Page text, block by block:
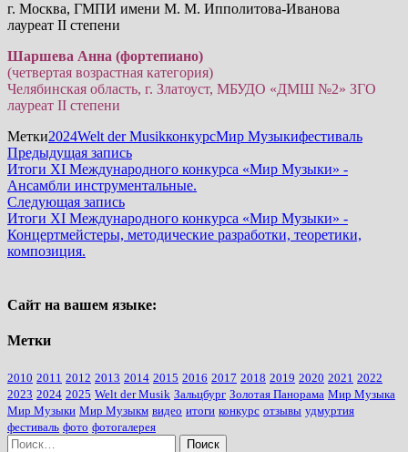
г. Москва, ГМПИ имени М. М. Ипполитова-Иванова
лауреат II степени
Шаршева Анна (фортепиано)
(четвертая возрастная категория)
Челябинская область, г. Златоуст, МБУДО «ДМШ №2» ЗГО
лауреат II степени
Метки2024Welt der MusikконкурсМир Музыкифестиваль
Навигация
по
записям
Предыдущая записьПредыдущая
запись:
Итоги XI Международного конкурса «Мир Музыки» -
Ансамбли инструментальные.
Следующая записьСледующая
запись:
Итоги XI Международного конкурса «Мир Музыки» -
Концертмейстеры, методические разработки, теоретики,
композиция.
Сайт на вашем языке:
Метки
2010 2011 2012 2013 2014 2015 2016 2017 2018 2019 2020 2021 2022
2023 2024 2025 Welt der Musik Зальцбург Золотая Панорама Мир Музыка
Мир Музыки Мир Музыкм видео итоги конкурс отзывы удмуртия
фестиваль фото фотогалерея
Найти: